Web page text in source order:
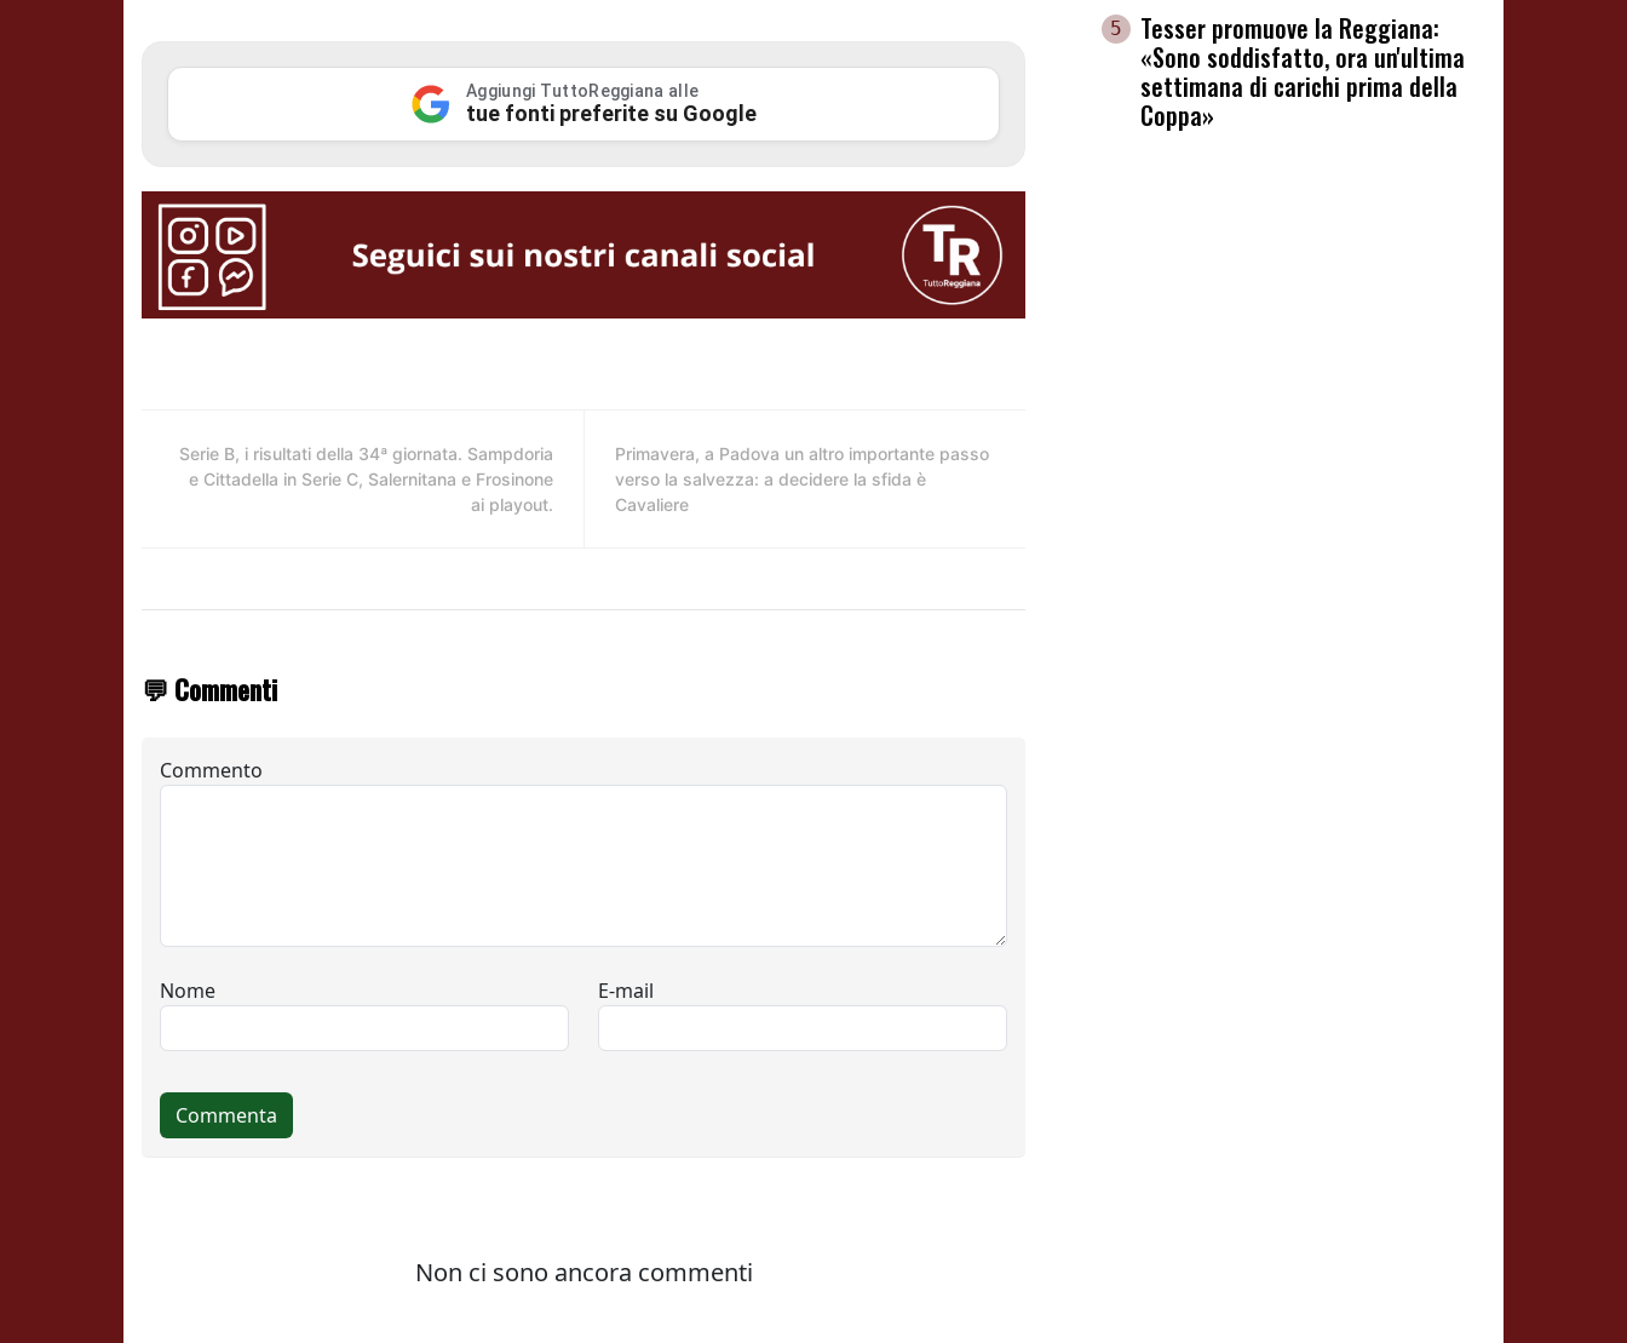
Aggiungi TuttoReggiana alle
tue fonti preferite su Google
Serie B, i risultati della 34ª giornata. Sampdoria
e Cittadella in Serie C, Salernitana e Frosinone
ai playout.
Primavera, a Padova un altro importante passo
verso la salvezza: a decidere la sfida è
Cavaliere
💬 Commenti
5
Tesser promuove la Reggiana:
«Sono soddisfatto, ora un'ultima
settimana di carichi prima della
Coppa»